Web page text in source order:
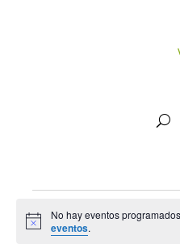
Eventos
en
Aviso
No hay eventos
eventos.